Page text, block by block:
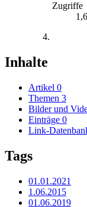
Zugriffe
Inhalte
Artikel 0
Themen 3
Bilder und
Einträge 0
Link-
Tags
01.01.2021
1.06.2015
01.06.2019